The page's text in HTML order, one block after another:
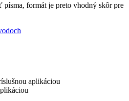
formát je preto vhodný skôr pre
aplikáciou